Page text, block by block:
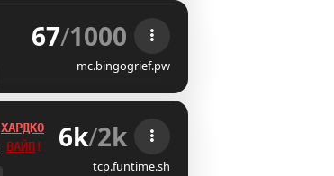
67/1000
mc.bingogrief.pw
ХАРДКОР
ВАЙП! 6k/2k
tcp.funtime.sh